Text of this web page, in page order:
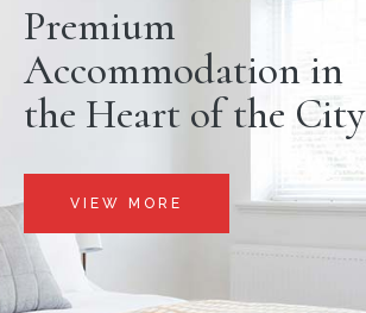
Premium
Accommodation in
the Heart of the City
VIEW MORE